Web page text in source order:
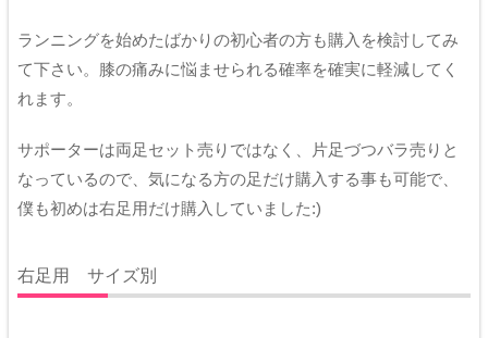
ランニングを始めたばかりの初心者の方も購入を検討してみ
て下さい。膝の痛みに悩ませられる確率を確実に軽減してく
れます。
サポーターは両足セット売りではなく、片足づつバラ売りと
なっているので、気になる方の足だけ購入する事も可能で、
僕も初めは右足用だけ購入していました:)
右足用 サイズ別